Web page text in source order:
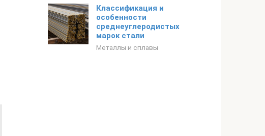
Классификация и
особенности
среднеуглеродистых
марок стали
Металлы и сплавы